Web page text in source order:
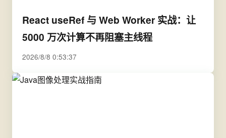
React useRef 与 Web Worker 实战：让
5000 万次计算不再阻塞主线程
2026/8/8 0:53:37